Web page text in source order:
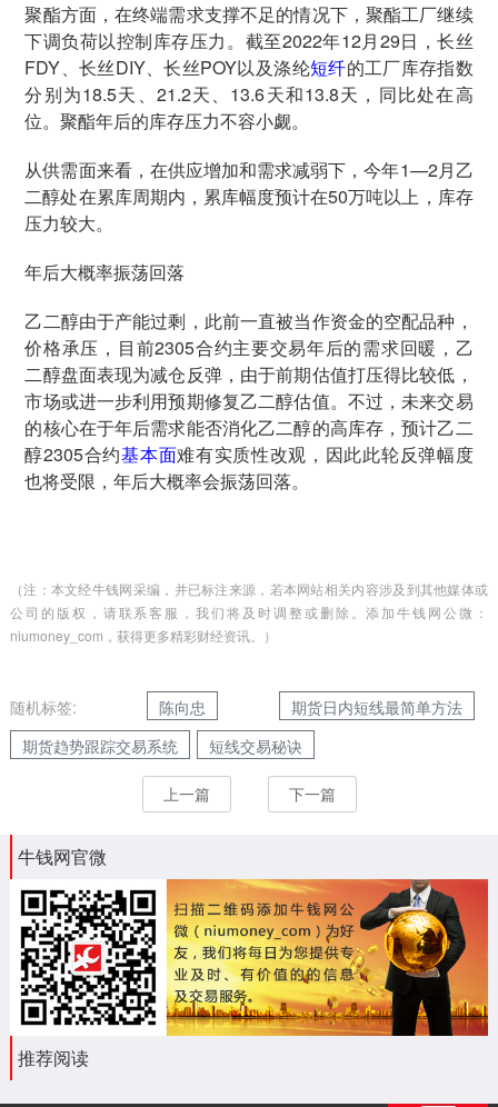
聚酯方面，在终端需求支撑不足的情况下，聚酯工厂继续
下调负荷以控制库存压力。截至2022年12月29日，长丝
FDY、长丝DIY、长丝POY以及涤纶短纤的工厂库存指数
分别为18.5天、21.2天、13.6天和13.8天，同比处在高
位。聚酯年后的库存压力不容小觑。
从供需面来看，在供应增加和需求减弱下，今年1—2月乙
二醇处在累库周期内，累库幅度预计在50万吨以上，库存
压力较大。
年后大概率振荡回落
乙二醇由于产能过剩，此前一直被当作资金的空配品种，
价格承压，目前2305合约主要交易年后的需求回暖，乙
二醇盘面表现为减仓反弹，由于前期估值打压得比较低，
市场或进一步利用预期修复乙二醇估值。不过，未来交易
的核心在于年后需求能否消化乙二醇的高库存，预计乙二
醇2305合约基本面难有实质性改观，因此此轮反弹幅度
也将受限，年后大概率会振荡回落。
（注：本文经牛钱网采编，并已标注来源，若本网站相关内容涉及到其他媒体或
公司的版权，请联系客服，我们将及时调整或删除。添加牛钱网公微：
niumoney_com，获得更多精彩财经资讯。）
随机标签: 陈向忠
期货日内短线最简单方法
期货趋势跟踪交易系统
短线交易秘诀
上一篇 下一篇
牛钱网官微
推荐阅读